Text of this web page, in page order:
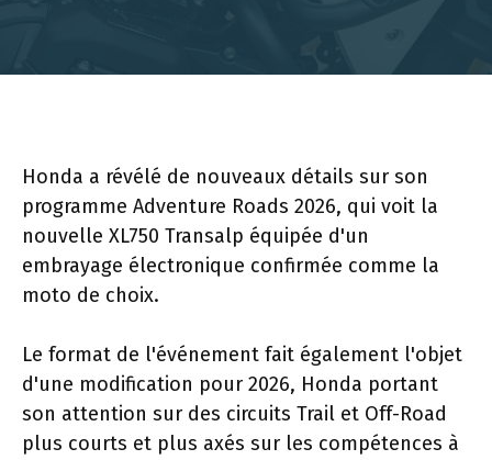
Honda a révélé de nouveaux détails sur son
programme Adventure Roads 2026, qui voit la
nouvelle XL750 Transalp équipée d'un
embrayage électronique confirmée comme la
moto de choix.
Le format de l'événement fait également l'objet
d'une modification pour 2026, Honda portant
son attention sur des circuits Trail et Off-Road
plus courts et plus axés sur les compétences à